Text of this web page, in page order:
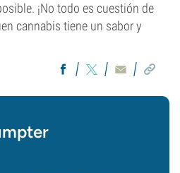
¡No todo es cuestión de
cannabis tiene un sabor y